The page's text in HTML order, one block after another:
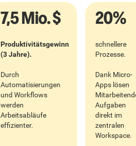
7,5 Mio. $
Produktivitätsgewinn
(3 Jahre).
Durch
Automatisierungen
und Workflows
werden
Arbeitsabläufe
effizienter.
20%
schnellere
Prozesse.
Dank Micro-
Apps lösen
Aufgaben
direkt im
zentralen
Workspace.